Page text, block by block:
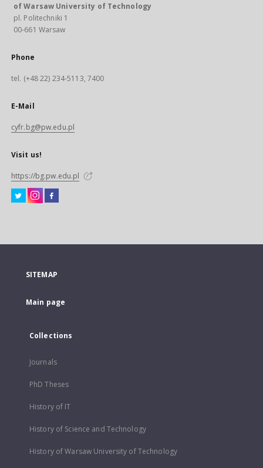
of Warsaw University of Technology
pl. Politechniki 1
00-661 Warsaw
Phone
tel. (+48 22) 234-5113, 7400
E-Mail
cyfr.bg@pw.edu.pl
Visit us!
https://bg.pw.edu.pl
SITEMAP
Main page
Collections
Journals
PhD Theses
History of IT
History of Science and Technology
History of Warsaw University of Technology